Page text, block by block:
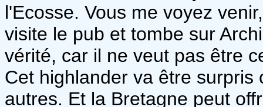
l'Ecosse. Vous me voyez
visite le pub et tombe sur
vérité, car il ne veut pas être
Cet highlander va être
autres. Et la Bretagne peut